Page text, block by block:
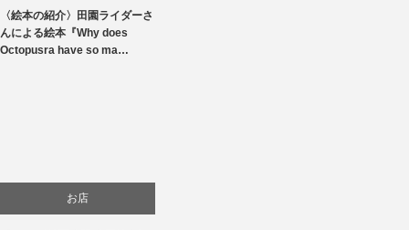
〈絵本の紹介〉田園ライダーさ
んによる絵本『Why does
Octopusra have so ma…
お店